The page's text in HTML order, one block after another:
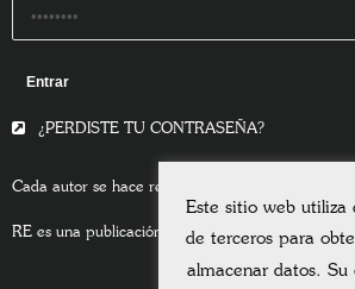
AVISO LEGAL
UNIVERSITAS ALBERTIANA
ACCESO USUARIO
Este sitio web utiliza
de terceros para
almacenar datos. Su